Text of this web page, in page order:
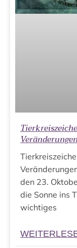
den 23.
die Sonne ins
wichtiges